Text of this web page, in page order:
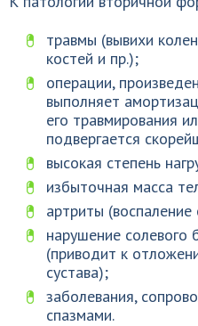
травмы (вывихи
костей и пр.);
операции,
выполняет
его травмирования
подвергается
высокая степень
избыточная масса
артриты (воспаление
нарушение солевого
(приводит к
сустава);
заболевания,
спазмами.